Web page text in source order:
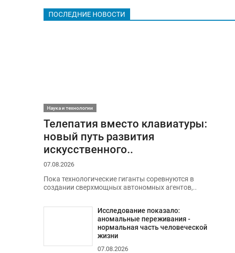
ПОСЛЕДНИЕ НОВОСТИ
Наука и технологии
Телепатия вместо клавиатуры:
новый путь развития
искусственного..
07.08.2026
Пока технологические гиганты соревнуются в
создании сверхмощных автономных агентов,..
Исследование показало:
аномальные переживания -
нормальная часть человеческой
жизни
07.08.2026